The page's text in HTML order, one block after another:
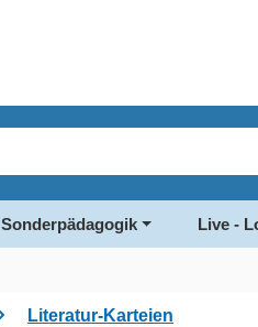
Sonderpädagogik Live -
Literatur-Karteien